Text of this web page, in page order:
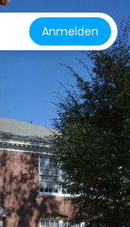
Anmelden